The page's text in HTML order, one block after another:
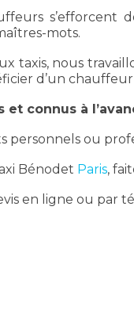
mots.
taxis, nous
d’un chauffeur
connus à
personnels ou
Bénodet Paris,
en ligne ou par